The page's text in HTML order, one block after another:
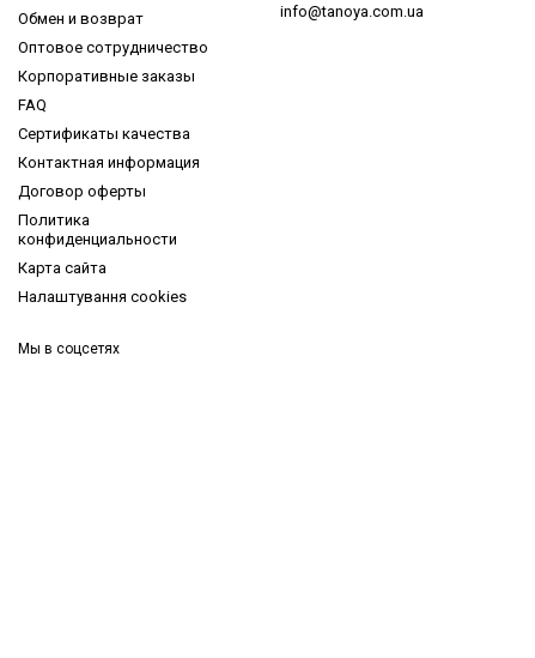
Обмен и возврат
Оптовое сотрудничество
Корпоративные заказы
FAQ
Сертификаты качества
Контактная информация
Договор оферты
Политика
конфиденциальности
Карта сайта
Налаштування cookies
Мы в соцсетях
info@tanoya.com.ua